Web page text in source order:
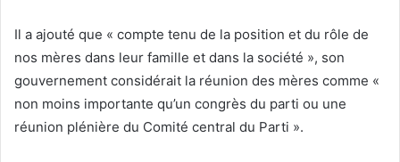
Il a ajouté que « compte tenu de la position et du rôle de
nos mères dans leur famille et dans la société », son
gouvernement considérait la réunion des mères comme «
non moins importante qu’un congrès du parti ou une
réunion plénière du Comité central du Parti ».